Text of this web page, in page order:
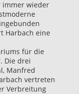
immer wieder
Harbach eine
für die
Die drei
Manfred
vertreten
Verbreitung